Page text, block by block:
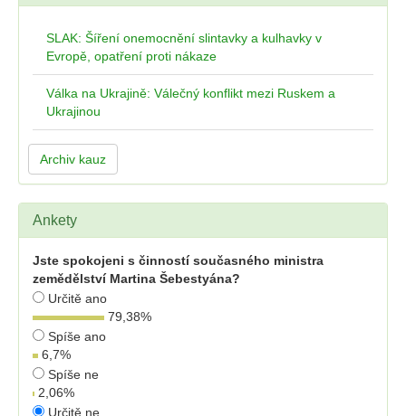
SLAK: Šíření onemocnění slintavky a kulhavky v
Evropě, opatření proti nákaze
Válka na Ukrajině: Válečný konflikt mezi Ruskem a
Ukrajinou
Archiv kauz
Ankety
Jste spokojeni s činností současného ministra
zemědělství Martina Šebestyána?
Určitě ano
79,38%
Spíše ano
6,7%
Spíše ne
2,06%
Určitě ne